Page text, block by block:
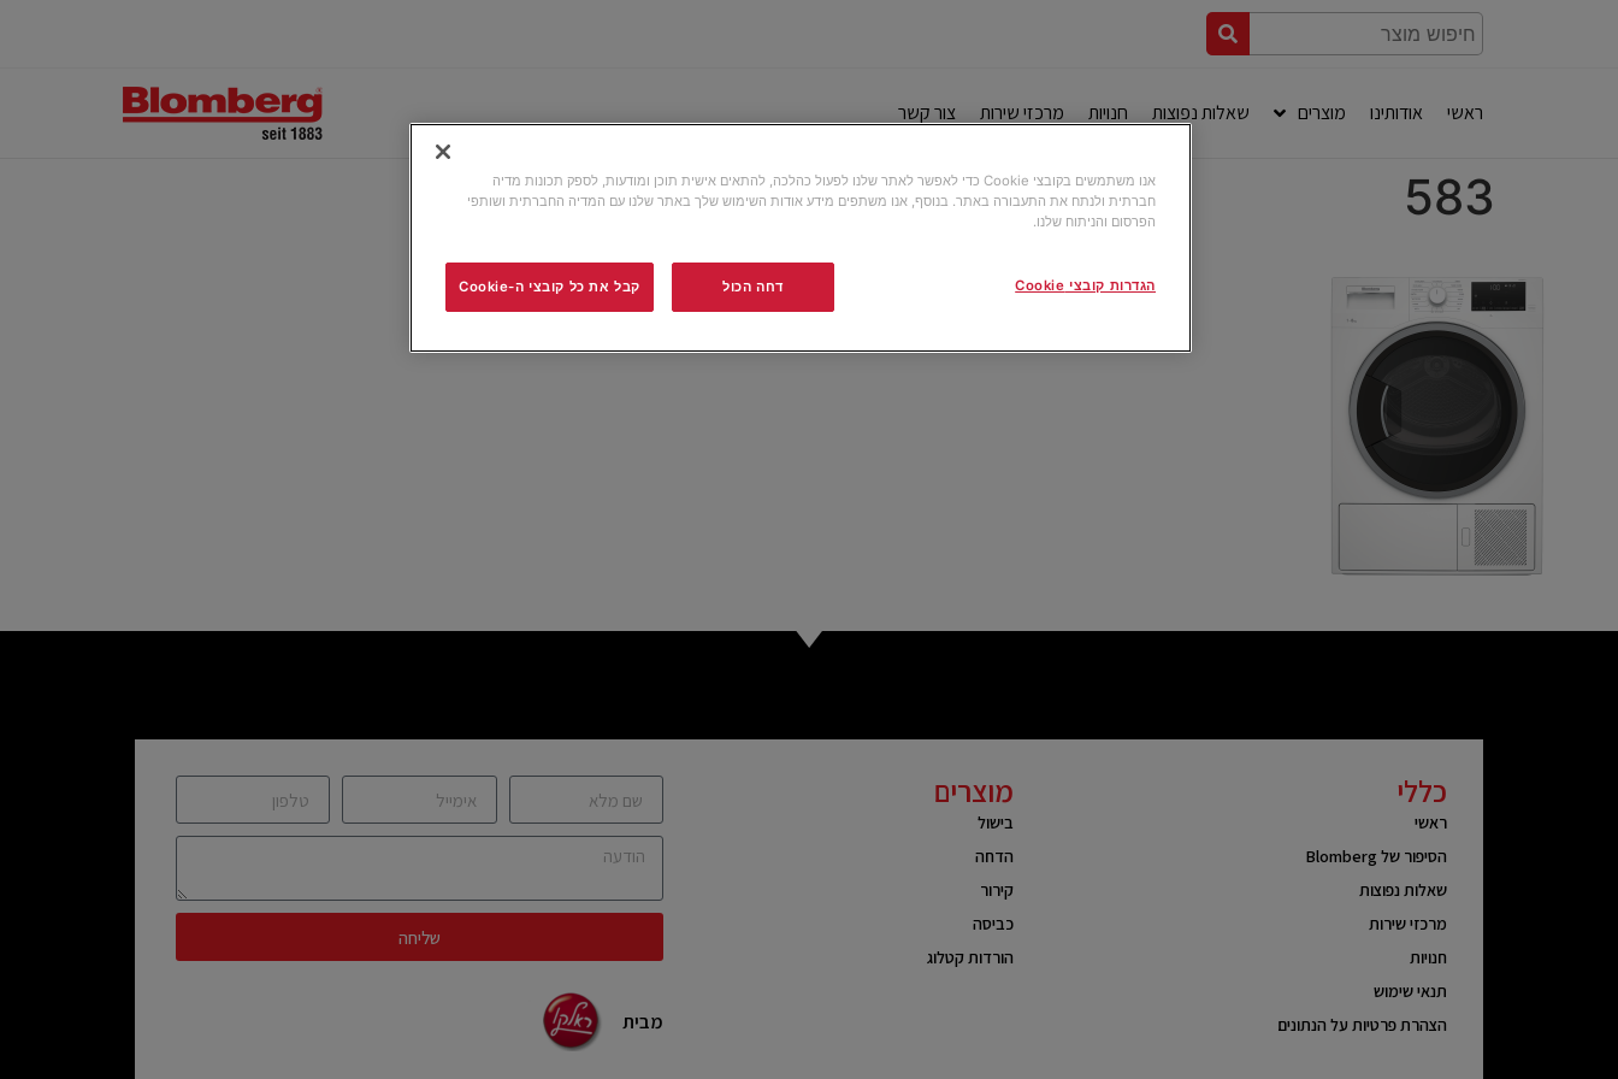
ראשי אודותינו מוצרים שאלות נפוצות חנויות מרכזי שירות צור קשר
583
כללי
ראשי
הסיפור של Blomberg
שאלות נפוצות
מרכזי שירות
חנויות
תנאי שימוש
הצהרת פרטיות על הנתונים
מוצרים
בישול
הדחה
קירור
כביסה
הורדות קטלוג
שליחה
מבית
אנו משתמשים בקובצי Cookie כדי לאפשר לאתר שלנו לפעול כהלכה, להתאים אישית תוכן ומודעות, לספק תכונות מדיה
חברתית ולנתח את התעבורה באתר. בנוסף, אנו משתפים מידע אודות השימוש שלך באתר שלנו עם המדיה החברתית ושותפי
הפרסום והניתוח שלנו.
דחה הכול קבל את כל קובצי ה-Cookie הגדרות קובצי Cookie